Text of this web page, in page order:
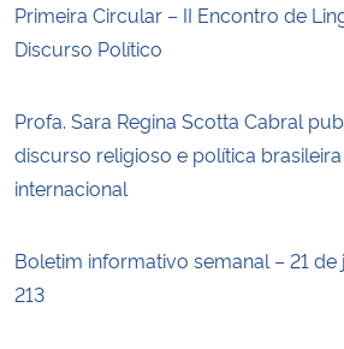
Primeira Circular – II Encontro de
Discurso Político
Profa. Sara Regina Scotta Cabral
discurso religioso e política
internacional
Boletim informativo semanal – 21
213